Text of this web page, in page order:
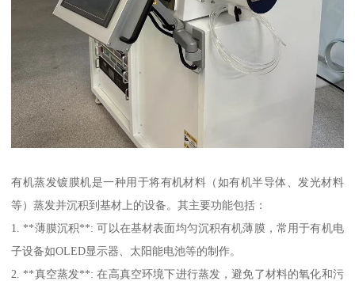
有机蒸发镀膜机是一种用于将有机材料（如有机半导体、发光材料
等）蒸发并沉积到基材上的设备。其主要功能包括：
1. **薄膜沉积**: 可以在基材表面均匀沉积有机薄膜，常用于有机电
子设备如OLED显示器、太阳能电池等的制作。
2. **真空蒸发**: 在高真空环境下进行蒸发，避免了材料的氧化和污